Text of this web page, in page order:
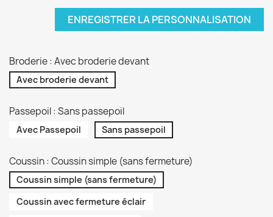
ENREGISTRER LA PERSONNALISATION
Broderie : Avec broderie devant
Avec broderie devant
Passepoil : Sans passepoil
Avec Passepoil Sans passepoil
Coussin : Coussin simple (sans fermeture)
Coussin simple (sans fermeture)
Coussin avec fermeture éclair